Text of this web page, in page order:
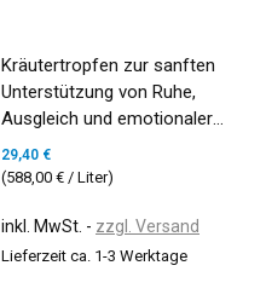
Kräutertropfen zur sanften
Unterstützung von Ruhe,
Ausgleich und emotionaler
Leichtigkeit
29,40 €
(588,00 € / Liter)
inkl. MwSt. zzgl. Versand
Lieferzeit ca. 1-3 Werktage